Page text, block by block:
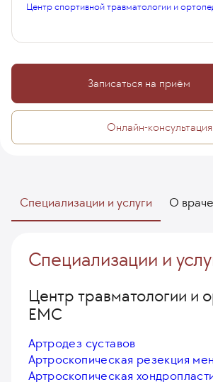
Центр спортивной травматологии и
Записаться на приём
Онлайн-консультация
Специализации и услуги О враче
Специализации и
Центр травматологии и
EMC
Артродез суставов
Артроскопическая резекция
Артроскопическая